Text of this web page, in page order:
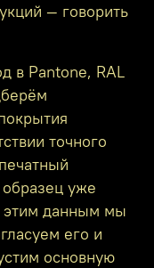
— говорить
в Pantone, RAL
точного
уже
этим данным мы
его и
основную